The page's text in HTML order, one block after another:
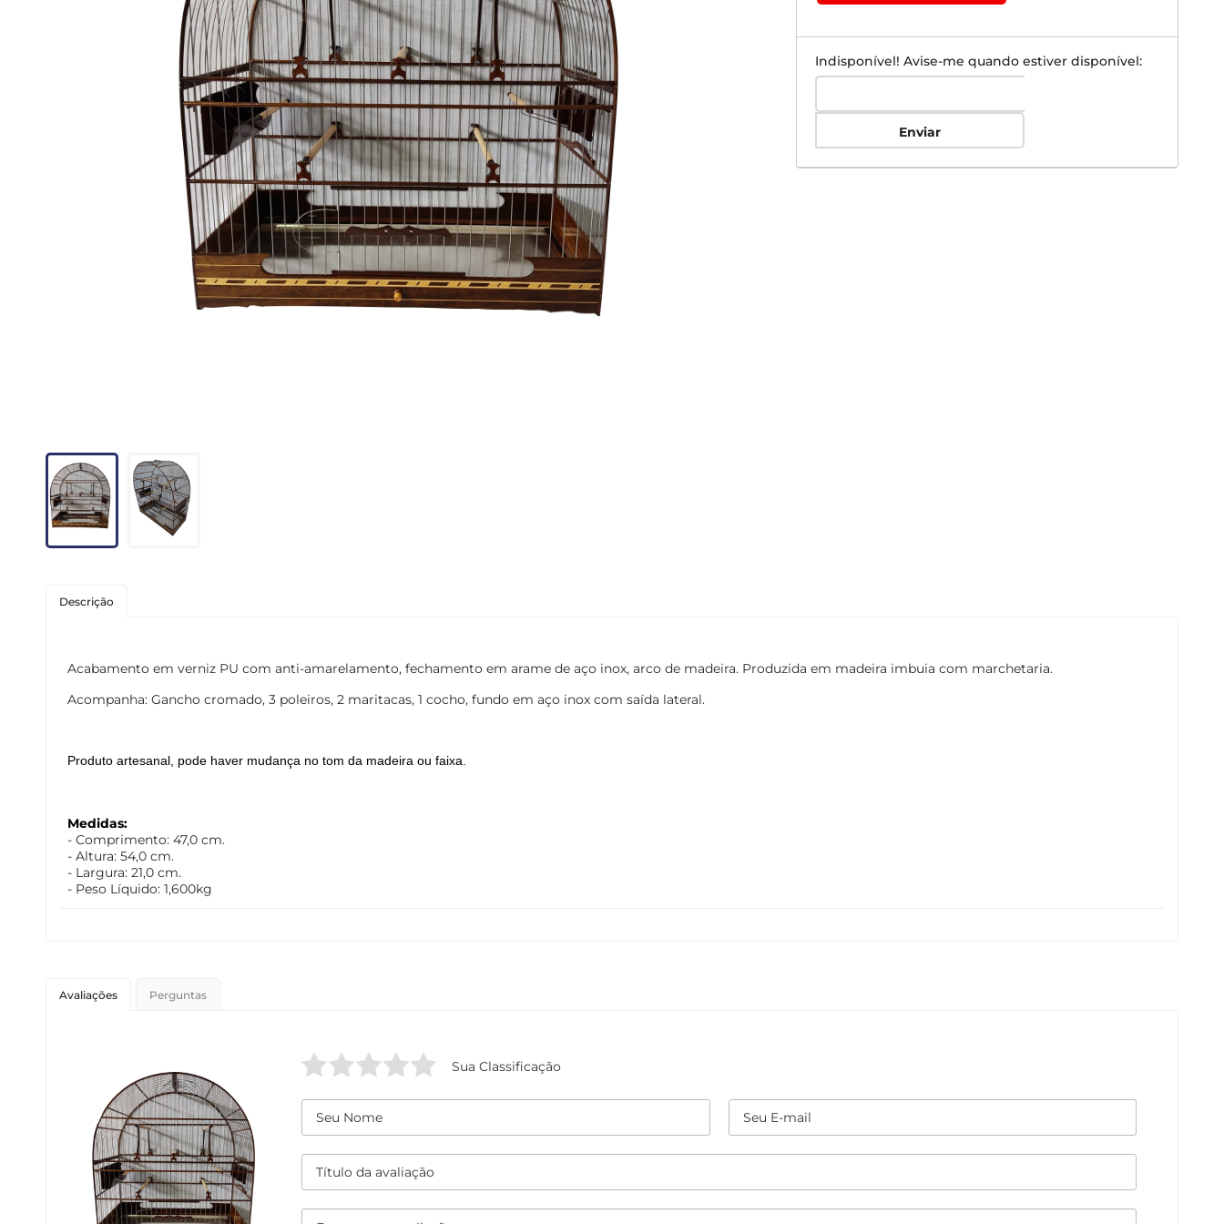
Capas
Equipamentos
Gaiolas
Medicamentos
Minerais
Ninhos
Porta Vitaminas
Poleiros
Placas Identificação
Indisponível! Avise-me quando estiver disponível:
Enviar
Descrição
Acabamento em verniz PU com anti-amarelamento, fechamento em arame de aço inox, arco de madeira. Produzida em madeira imbuia com marchetaria.
Acompanha: Gancho cromado, 3 poleiros, 2 maritacas, 1 cocho, fundo em aço inox com saída lateral.
Produto artesanal, pode haver mudança no tom da madeira ou faixa.
Medidas:
- Comprimento: 47,0 cm.
- Altura: 54,0 cm.
- Largura: 21,0 cm.
- Peso Líquido: 1,600kg
Avaliações Perguntas
Sua Classificação